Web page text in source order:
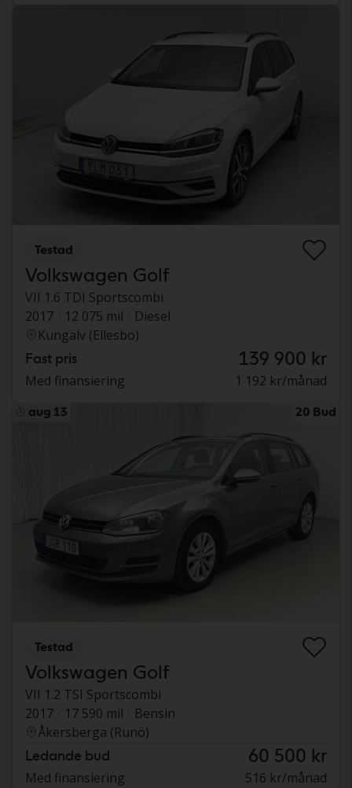
Testad
Volkswagen Golf
VII 1.6 TDI Sportscombi
2017
12 075 mil
Diesel
Kungälv (Ellesbo)
Fast pris 139 900 kr
Med finansiering 1 192 kr/månad
aug 13 20 Bud
Testad
Volkswagen Golf
VII 1.2 TSI Sportscombi
2017
17 590 mil
Bensin
Åkersberga (Runö)
Ledande bud 60 500 kr
Med finansiering 516 kr/månad